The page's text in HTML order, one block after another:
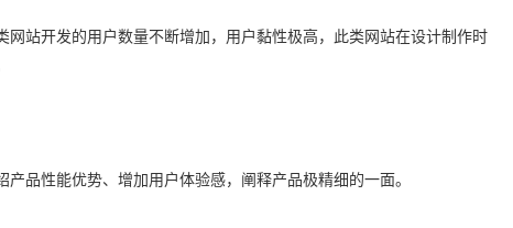
站开发的用户数量不断增加，用户黏性极高，此类网站在设计制作时
品性能优势、增加用户体验感，阐释产品极精细的一面。